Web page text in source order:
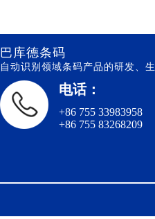
巴库德条码
自动识别领域条码产品的研发、生
电话：
+86 755 33983958
+86 755 83268209